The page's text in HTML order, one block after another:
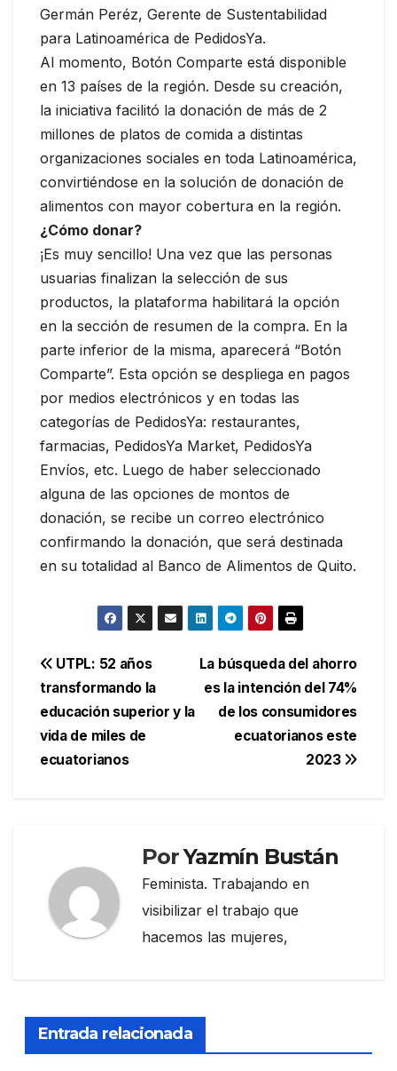
Germán Peréz, Gerente de Sustentabilidad
para Latinoamérica de PedidosYa.
Al momento, Botón Comparte está disponible
en 13 países de la región. Desde su creación,
la iniciativa facilitó la donación de más de 2
millones de platos de comida a distintas
organizaciones sociales en toda Latinoamérica,
convirtiéndose en la solución de donación de
alimentos con mayor cobertura en la región.
¿Cómo donar?
¡Es muy sencillo! Una vez que las personas
usuarias finalizan la selección de sus
productos, la plataforma habilitará la opción
en la sección de resumen de la compra. En la
parte inferior de la misma, aparecerá “Botón
Comparte”. Esta opción se despliega en pagos
por medios electrónicos y en todas las
categorías de PedidosYa: restaurantes,
farmacias, PedidosYa Market, PedidosYa
Envíos, etc. Luego de haber seleccionado
alguna de las opciones de montos de
donación, se recibe un correo electrónico
confirmando la donación, que será destinada
en su totalidad al Banco de Alimentos de Quito.
Navegación
de
entradas
La búsqueda del ahorro
es la intención del 74%
de los consumidores
ecuatorianos este
2023
UTPL: 52 años
transformando la
educación superior y la
vida de miles de
ecuatorianos
PorYazmín Bustán
Feminista. Trabajando en
visibilizar el trabajo que
hacemos las mujeres,
Entrada relacionada